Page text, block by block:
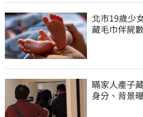
北市19歲少
藏毛巾伴屍
瞞家人產子
身分、背景